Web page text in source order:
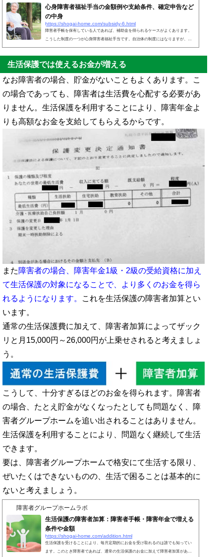
心身障害者福祉手当の金額例や支給条件、確定申告など
の中身
https://shogai-home.com/subsidy-6.html
障害者手帳を保有している人であれば、補助金を得られるケースがよくあります。
こうした制度の一つが心身障害者福祉手当です。自治体の制度にはなりますが、心
身障害者福祉手当に申し込むことで、障害者手帳を保有している人はお金を得るこ
とができます。自治体によっては、重度の障害者でなくても問題なく支給対象であ
ることはよくあります。住んでいる地域によって内容は変わりますが、多くの人で
利用できます。特別障害者手当よりも金額は少ないものの、それでも障害者手帳の
保有によってお金を得られるのは優れています。それでは...
生活保護では使えるお金が増える
なお障害者の場合、貯金がないこともよくあります。こ
の場合であっても、障害者は生活費を心配する必要があ
りません。生活保護を利用することにより、障害年金よ
りも高額なお金を支給してもらえるからです。
また障害者の場合、障害年金1級・2級の受給資格に加え
て生活保護の対象になることで、より多くのお金を得ら
れるようになります。
これを生活保護の障害者加算とい
います。
通常の生活保護費に加えて、障害者加算によってザック
リと月15,000円～26,000円が上乗せされると考えましょ
う。
こうして、十分すぎるほどのお金を得られます。障害者
の場合、たとえ貯金がなくなったとしても問題なく、障
害者グループホームを追い出されることはありません。
生活保護を利用することにより、問題なく継続して生活
できます。
要は、障害者グループホームで格安にて生活する限り、
ぜいたくはできないものの、生活で困ることは基本的に
ないと考えましょう。
障害者グループホームラボ
生活保護の障害者加算：障害者手帳・障害年金で増える
条件や金額
https://shogai-home.com/addition.html
生活保護を受けることにより、毎月定期的にお金を受け取れるのは誰でも知ってい
ます。このとき障害者であれば、通常の生活保護のお金に加えて障害者加算があ